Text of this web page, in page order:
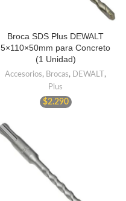
Broca SDS Plus DEWALT
5×110×50mm para Concreto
(1 Unidad)
Accesorios, Brocas, DEWALT ,
Plus
$2.290